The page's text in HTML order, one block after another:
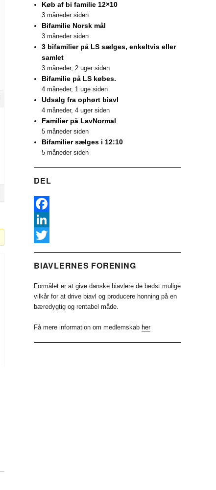
Køb af bi familie 12×10
3 måneder siden
Bifamilie Norsk mål
3 måneder siden
3 bifamilier på LS sælges, enkeltvis eller
samlet
3 måneder, 2 uger siden
Bifamilie på LS købes.
4 måneder, 1 uge siden
Udsalg fra ophørt biavl
4 måneder, 4 uger siden
Familier på LavNormal
5 måneder siden
Bifamilier sælges i 12:10
5 måneder siden
DEL
F
a
e
b
o
k
L
n
k
e
I
n
w
i
t
e
r
BIAVLERNES FORENING
Formålet er at give danske biavlere de bedst mulige
vilkår for at drive biavl og producere honning på en
bæredygtig og rentabel måde.
Få mere information om medlemskab her